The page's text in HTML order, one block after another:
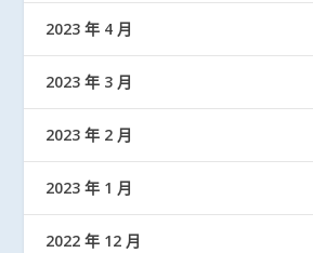
2023 年 4 月
2023 年 3 月
2023 年 2 月
2023 年 1 月
2022 年 12 月